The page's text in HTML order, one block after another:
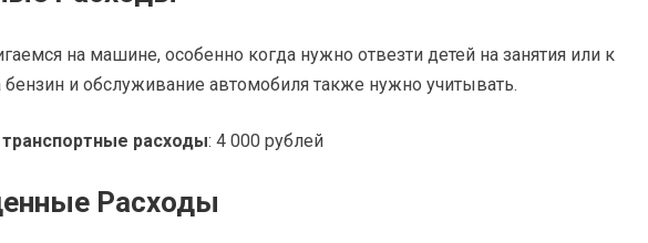
на машине, особенно когда нужно отвезти детей на занятия или к
бензин и обслуживание автомобиля также нужно учитывать.
расходы: 4 000 рублей
Расходы